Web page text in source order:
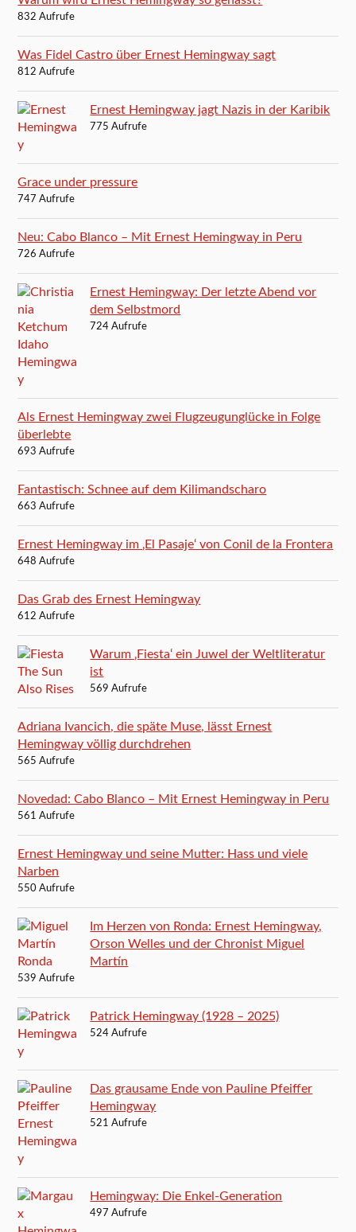
832 Aufrufe
Was Fidel Castro über Ernest Hemingway sagt
812 Aufrufe
Ernest Hemingway jagt Nazis in der Karibik
775 Aufrufe
Grace under pressure
747 Aufrufe
Neu: Cabo Blanco – Mit Ernest Hemingway in Peru
726 Aufrufe
Ernest Hemingway: Der letzte Abend vor
dem Selbstmord
724 Aufrufe
Als Ernest Hemingway zwei Flugzeugunglücke in Folge
überlebte
693 Aufrufe
Fantastisch: Schnee auf dem Kilimandscharo
663 Aufrufe
Ernest Hemingway im ‚El Pasaje‘ von Conil de la Frontera
648 Aufrufe
Das Grab des Ernest Hemingway
612 Aufrufe
Warum ‚Fiesta‘ ein Juwel der Weltliteratur
ist
569 Aufrufe
Adriana Ivancich, die späte Muse, lässt Ernest
Hemingway völlig durchdrehen
565 Aufrufe
Novedad: Cabo Blanco – Mit Ernest Hemingway in Peru
561 Aufrufe
Ernest Hemingway und seine Mutter: Hass und viele
Narben
550 Aufrufe
Im Herzen von Ronda: Ernest Hemingway,
Orson Welles und der Chronist Miguel
Martín
539 Aufrufe
Patrick Hemingway (1928 – 2025)
524 Aufrufe
Das grausame Ende von Pauline Pfeiffer
Hemingway
521 Aufrufe
Hemingway: Die Enkel-Generation
497 Aufrufe